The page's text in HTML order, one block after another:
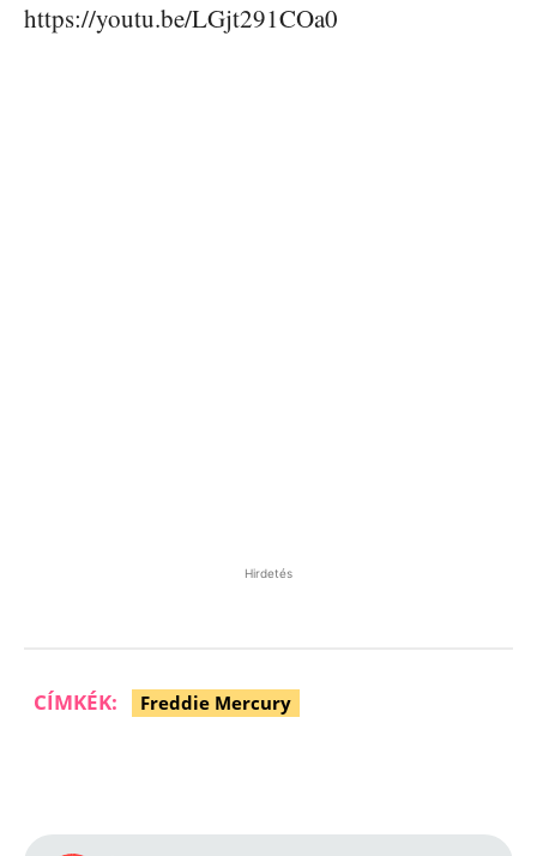
https://youtu.be/LGjt291COa0
Hirdetés
CÍMKÉK: Freddie Mercury